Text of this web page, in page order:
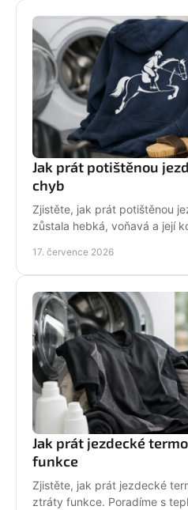
Jak prát potištěnou
chyb
Zjistěte, jak prát potištěnou
zůstala hebká, voňavá a její
17. července 2026
Jak prát jezdecké
funkce
Zjistěte, jak prát jezdecké
ztráty funkce. Poradíme s